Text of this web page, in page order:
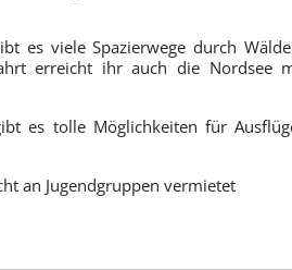
es viele Spazierwege durch
erreicht ihr auch die Nordsee
es tolle Möglichkeiten für
an Jugendgruppen vermietet